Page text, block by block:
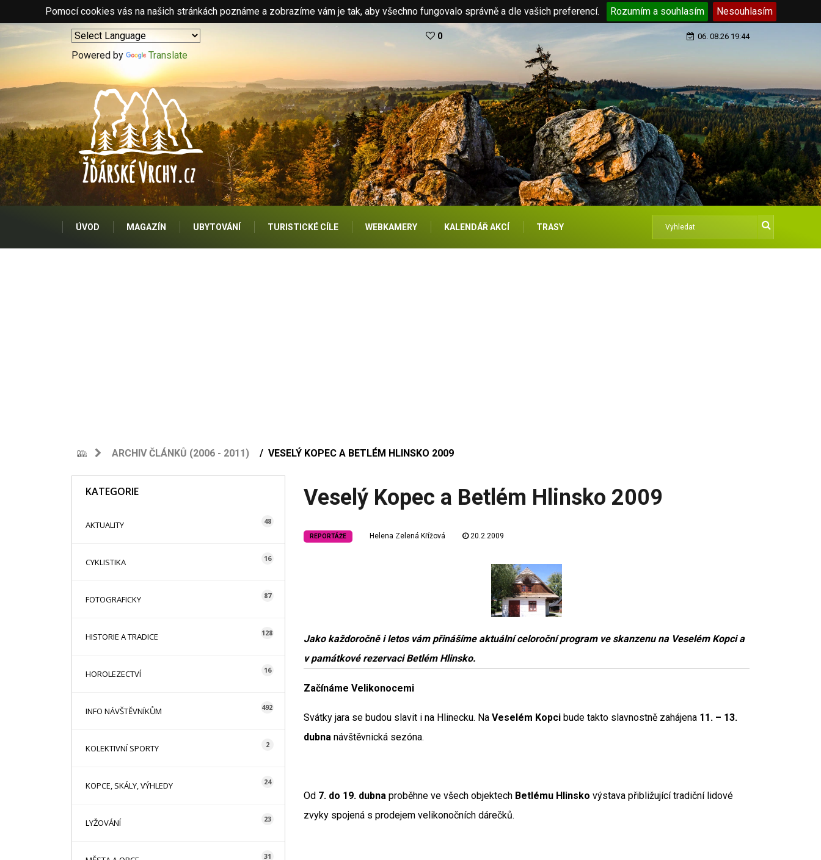
Pomocí cookies vás na našich stránkách poznáme a zobrazíme vám je tak, aby všechno fungovalo správně a dle vašich preferencí. Rozumím a souhlasím Nesouhlasím
Powered by Translate
0 06. 08.26 19:44
ÚVOD MAGAZÍN UBYTOVÁNÍ TURISTICKÉ CÍLE WEBKAMERY KALENDÁŘ AKCÍ TRASY
ARCHIV ČLÁNKŮ (2006 - 2011) VESELÝ KOPEC A BETLÉM HLINSKO 2009
KATEGORIE
AKTUALITY 48
CYKLISTIKA 16
FOTOGRAFICKY 87
HISTORIE A TRADICE 128
HOROLEZECTVÍ 16
INFO NÁVŠTĚVNÍKŮM 492
KOLEKTIVNÍ SPORTY 2
KOPCE, SKÁLY, VÝHLEDY 24
LYŽOVÁNÍ 23
31
Veselý Kopec a Betlém Hlinsko 2009
REPORTÁŽE Helena Zelená Křížová 20.2.2009
Jako každoročně i letos vám přinášíme aktuální celoroční program ve skanzenu na Veselém Kopci a
v památkové rezervaci Betlém Hlinsko.
Začínáme Velikonocemi
Svátky jara se budou slavit i na Hlinecku. Na Veselém Kopci bude takto slavnostně zahájena 11. – 13.
dubna návštěvnická sezóna.
Od 7. do 19. dubna proběhne ve všech objektech Betlému Hlinsko výstava přibližující tradiční lidové
zvyky spojená s prodejem velikonočních dárečků.